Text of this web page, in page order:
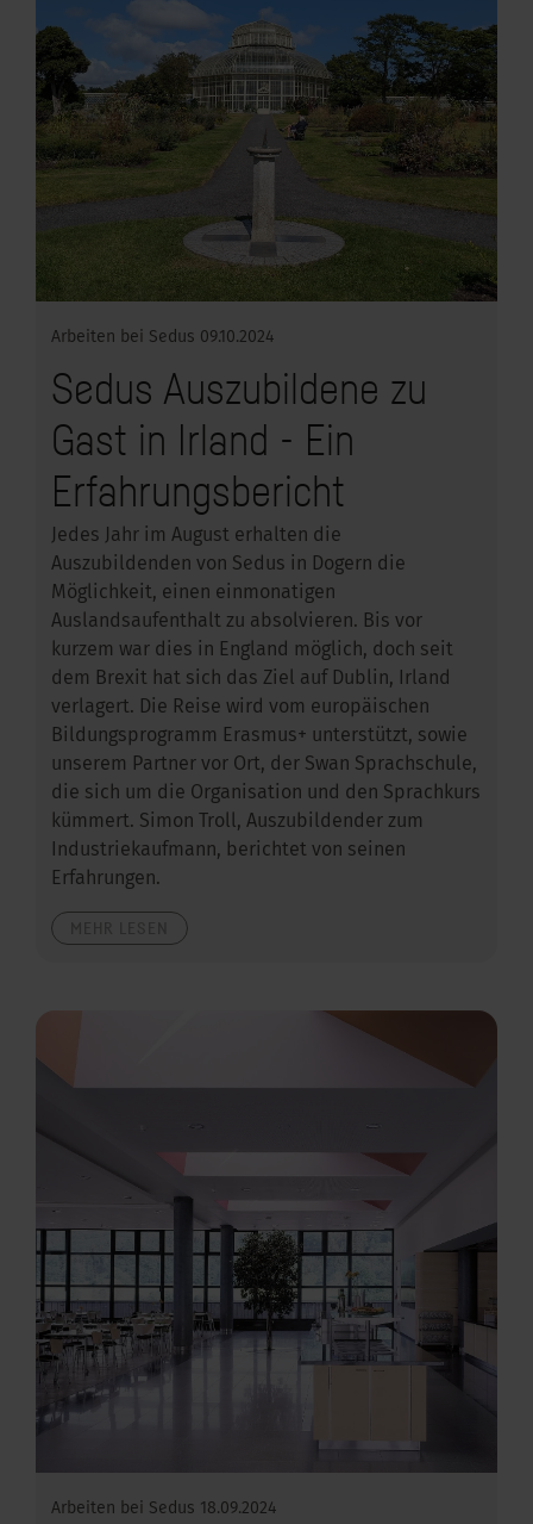
Arbeiten bei Sedus 09.10.2024
Sedus Auszubildene zu
Gast in Irland - Ein
Erfahrungsbericht
Jedes Jahr im August erhalten die
Auszubildenden von Sedus in Dogern die
Möglichkeit, einen einmonatigen
Auslandsaufenthalt zu absolvieren. Bis vor
kurzem war dies in England möglich, doch seit
dem Brexit hat sich das Ziel auf Dublin, Irland
verlagert. Die Reise wird vom europäischen
Bildungsprogramm Erasmus+ unterstützt, sowie
unserem Partner vor Ort, der Swan Sprachschule,
die sich um die Organisation und den Sprachkurs
kümmert. Simon Troll, Auszubildender zum
Industriekaufmann, berichtet von seinen
Erfahrungen.
Arbeiten bei Sedus 18.09.2024